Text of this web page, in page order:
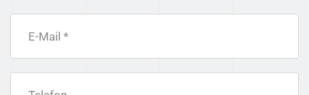
E-Mail *